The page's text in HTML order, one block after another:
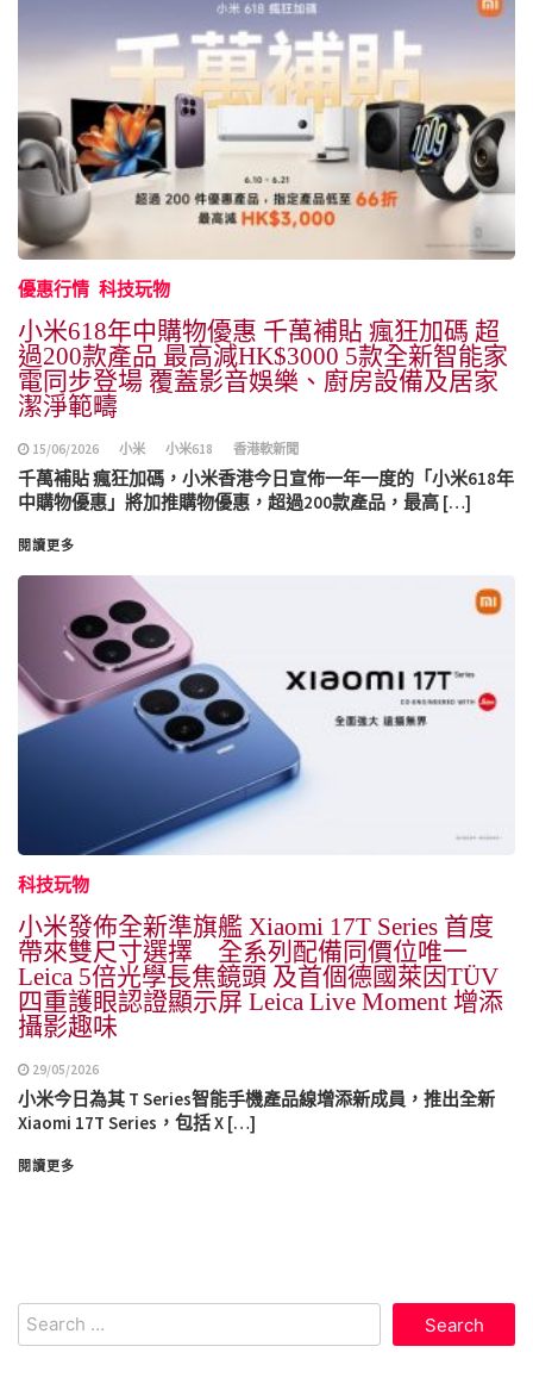
優惠行情 科技玩物
小米618年中購物優惠 千萬補貼 瘋狂加碼 超
過200款產品 最高減HK$3000 5款全新智能家
電同步登場 覆蓋影音娛樂、廚房設備及居家
潔淨範疇
15/06/2026 小米 小米618 香港軟新聞
千萬補貼 瘋狂加碼，小米香港今日宣佈一年一度的「小米618年
中購物優惠」將加推購物優惠，超過200款產品，最高 […]
閱讀更多
科技玩物
小米發佈全新準旗艦 Xiaomi 17T Series 首度
帶來雙尺寸選擇 全系列配備同價位唯一
Leica 5倍光學長焦鏡頭 及首個德國萊因TÜV
四重護眼認證顯示屏 Leica Live Moment 增添
攝影趣味
29/05/2026
小米今日為其 T Series智能手機產品線增添新成員，推出全新
Xiaomi 17T Series，包括 X […]
閱讀更多
Search
for: